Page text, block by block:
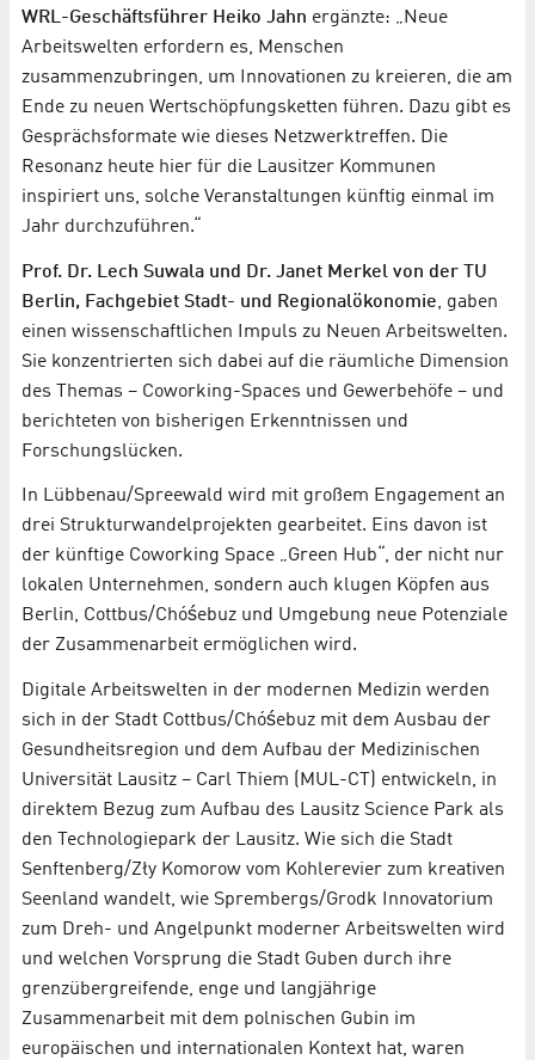
WRL-Geschäftsführer Heiko Jahn ergänzte: „Neue
Arbeitswelten erfordern es, Menschen
zusammenzubringen, um Innovationen zu kreieren, die am
Ende zu neuen Wertschöpfungsketten führen. Dazu gibt es
Gesprächsformate wie dieses Netzwerktreffen. Die
Resonanz heute hier für die Lausitzer Kommunen
inspiriert uns, solche Veranstaltungen künftig einmal im
Jahr durchzuführen.“
Prof. Dr. Lech Suwala und Dr. Janet Merkel von der TU
Berlin, Fachgebiet Stadt- und Regionalökonomie, gaben
einen wissenschaftlichen Impuls zu Neuen Arbeitswelten.
Sie konzentrierten sich dabei auf die räumliche Dimension
des Themas – Coworking-Spaces und Gewerbehöfe – und
berichteten von bisherigen Erkenntnissen und
Forschungslücken.
In Lübbenau/Spreewald wird mit großem Engagement an
drei Strukturwandelprojekten gearbeitet. Eins davon ist
der künftige Coworking Space „Green Hub“, der nicht nur
lokalen Unternehmen, sondern auch klugen Köpfen aus
Berlin, Cottbus/Chóśebuz und Umgebung neue Potenziale
der Zusammenarbeit ermöglichen wird.
Digitale Arbeitswelten in der modernen Medizin werden
sich in der Stadt Cottbus/Chóśebuz mit dem Ausbau der
Gesundheitsregion und dem Aufbau der Medizinischen
Universität Lausitz – Carl Thiem (MUL-CT) entwickeln, in
direktem Bezug zum Aufbau des Lausitz Science Park als
den Technologiepark der Lausitz. Wie sich die Stadt
Senftenberg/Zły Komorow vom Kohlerevier zum kreativen
Seenland wandelt, wie Sprembergs/Grodk Innovatorium
zum Dreh- und Angelpunkt moderner Arbeitswelten wird
und welchen Vorsprung die Stadt Guben durch ihre
grenzübergreifende, enge und langjährige
Zusammenarbeit mit dem polnischen Gubin im
europäischen und internationalen Kontext hat, waren